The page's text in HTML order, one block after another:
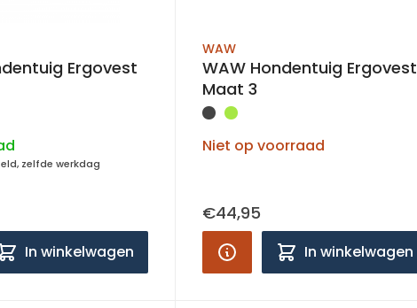
Ergovest
zelfde werkdag
In winkelwagen
WAW
WAW Hondentuig Ergovest
Maat 3
Niet op voorraad
€44,95
In winkelwagen